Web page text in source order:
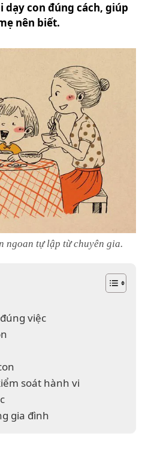
con đúng cách, giúp
nên biết.
ngoan tự lập từ chuyên gia.
việc
soát hành vi
gia đình